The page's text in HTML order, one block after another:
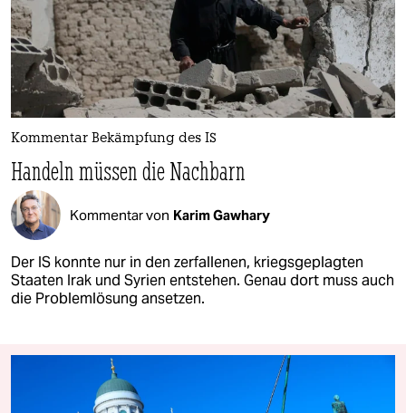
Kommentar Bekämpfung des IS
Handeln müssen die Nachbarn
Kommentar von Karim Gawhary
Der IS konnte nur in den zerfallenen, kriegsgeplagten
Staaten Irak und Syrien entstehen. Genau dort muss auch
die Problemlösung ansetzen.